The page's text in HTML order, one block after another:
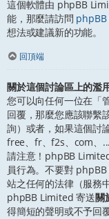
這個軟體由 phpBB
能，那麼請訪問
想法或建議新的功能。
回頂端
關於這個討論區上的濫
您可以向任何一位在「
回覆，那麼您應該聯繫
詢）或者，如果這個討
free、fr、f2s、com、
請注意！phpBB
員行為。不要對
站之任何的法律（服務
phpBB Limited 寄送關
得簡短的聲明或不予回覆